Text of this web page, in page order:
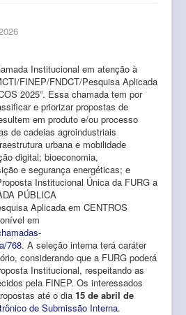
Institucional em atenção à
FINEP/FNDCT/Pesquisa Aplicada
2025”. Essa chamada tem por
e priorizar propostas de
em produto e/ou processo
de cadeias agroindustriais
urbana e mobilidade
digital; bioeconomia,
e segurança energéticas; e
Institucional Única da FURG a
PÚBLICA
Aplicada em CENTROS
em
768. A seleção interna terá caráter
considerando que a FURG poderá
Institucional, respeitando as
pela FINEP. Os interessados
até o dia 15 de abril de
de Submissão Interna.